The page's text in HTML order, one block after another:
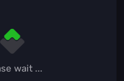
wait ...